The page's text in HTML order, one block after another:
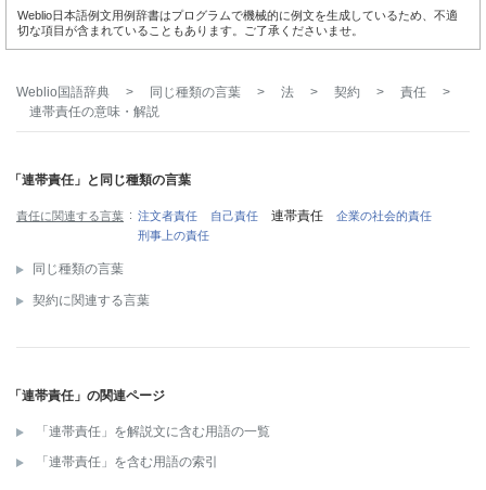
Weblio日本語例文用例辞書はプログラムで機械的に例文を生成しているため、不適
切な項目が含まれていることもあります。ご了承くださいませ。
Weblio国語辞典 > 同じ種類の言葉 > 法 > 契約 > 責任
>
連帯責任の意味・解説
「連帯責任」と同じ種類の言葉
責任に関連する言葉 注文者責任 自己責任 連帯責任
企業の社会的責任
刑事上の責任
同じ種類の言葉
契約に関連する言葉
「連帯責任」の関連ページ
「連帯責任」を解説文に含む用語の一覧
「連帯責任」を含む用語の索引